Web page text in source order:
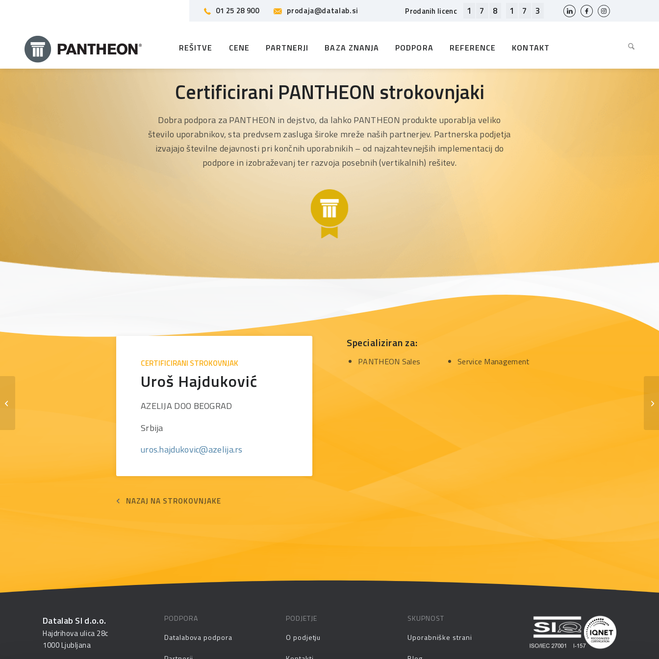
01 25 28 900 prodaja@datalab.si Prodanih licenc 1 7 8 1 7 3
REŠITVE CENE PARTNERJI BAZA ZNANJA PODPORA REFERENCE KONTAKT
Certificirani PANTHEON strokovnjaki
Dobra podpora za PANTHEON in dejstvo, da lahko PANTHEON produkte uporablja veliko
število uporabnikov, sta predvsem zasluga široke mreže naših partnerjev. Partnerska podjetja
izvajajo številne dejavnosti pri končnih uporabnikih – od najzahtevnejših implementacij do
podpore in izobraževanj ter razvoja posebnih (vertikalnih) rešitev.
CERTIFICIRANI STROKOVNJAK
Uroš Hajduković
AZELIJA DOO BEOGRAD
Srbija
uros.hajdukovic@azelija.rs
NAZAJ NA STROKOVNJAKE
Specializiran za:
PANTHEON Sales Service Management
Datalab SI d.o.o.
Hajdrihova ulica 28c
1000 Ljubljana
PODPORA
Datalabova podpora
PODJETJE
O podjetju
SKUPNOST
Uporabniške strani